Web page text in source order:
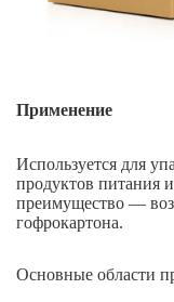
Применение
Используется для
продуктов питания
преимущество —
гофрокартона.
Основные области